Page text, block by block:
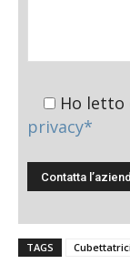
Ho letto
privacy*
TAGS Cubettatrici